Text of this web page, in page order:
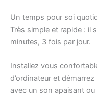
Un temps pour soi
Très simple et rapide : il
minutes, 3 fois par jour.
Installez vous
d’ordinateur et
avec un son apaisant ou